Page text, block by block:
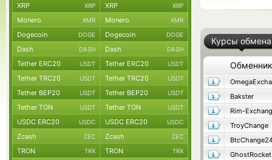
Курсы обмена
Обменник
Bakster
Rim-
TroyChange
GhostRocket
XRP XRP XRP XRP
Monero XMR Monero XMR
Dogecoin DOGE Dogecoin DOGE
Dash DASH Dash DASH
Tether ERC20 USDT Tether ERC20 USDT
Tether TRC20 USDT Tether TRC20 USDT
Tether BEP20 USDT Tether BEP20 USDT
Tether TON USDT Tether TON USDT
USDC ERC20 USDC USDC ERC20 USDC
Zcash ZEC Zcash ZEC
TRON TRX TRON TRX